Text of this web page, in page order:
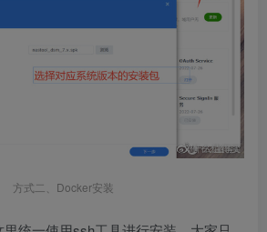
方式二、Docker安装